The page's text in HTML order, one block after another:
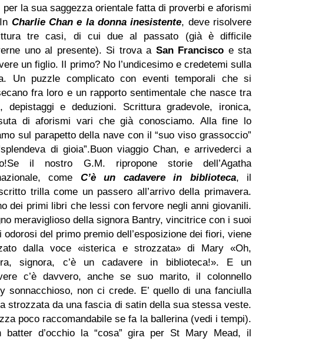
per la sua saggezza orientale fatta di proverbi e aforismi
Charlie Chan e la donna inesistente, deve risolvere
tre casi, di cui due al passato (già è difficile
uno al presente). Si trova a San Francisco e sta
un figlio. Il primo? No l’undicesimo e credetemi sulla
Un puzzle complicato con eventi temporali che si
fra loro e un rapporto sentimentale che nasce tra
depistaggi e deduzioni. Scrittura gradevole, ironica,
di aforismi vari che già conosciamo. Alla fine lo
sul parapetto della nave con il “suo viso grassoccio”
di gioia”.Buon viaggio Chan, e arrivederci a
il nostro G.M. ripropone storie dell’Agatha
come C’è un cadavere in biblioteca, il
trilla come un passero all’arrivo della primavera.
dei primi libri che lessi con fervore negli anni giovanili.
meraviglioso della signora Bantry, vincitrice con i suoi
odorosi del primo premio dell’esposizione dei fiori, viene
dalla voce«isterica e strozzata»di Mary «Oh,
signora, c’è un cadavere in biblioteca!». E un
c’è davvero, anche se suo marito, il colonnello
sonnacchioso, non ci crede. E’ quello di una fanciulla
strozzata da una fascia di satin della sua stessa veste.
poco raccomandabile se fa la ballerina (vedi i tempi).
batter d’occhio la “cosa” gira per St Mary Mead, il